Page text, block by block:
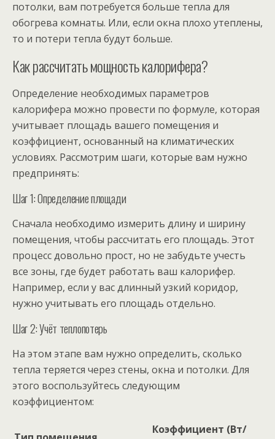
потолки, вам потребуется больше тепла для
обогрева комнаты. Или, если окна плохо утеплены,
то и потери тепла будут больше.
Как рассчитать мощность калорифера?
Определение необходимых параметров
калорифера можно провести по формуле, которая
учитывает площадь вашего помещения и
коэффициент, основанный на климатических
условиях. Рассмотрим шаги, которые вам нужно
предпринять:
Шаг 1: Определение площади
Сначала необходимо измерить длину и ширину
помещения, чтобы рассчитать его площадь. Этот
процесс довольно прост, но не забудьте учесть
все зоны, где будет работать ваш калорифер.
Например, если у вас длинный узкий коридор,
нужно учитывать его площадь отдельно.
Шаг 2: Учёт теплопотерь
На этом этапе вам нужно определить, сколько
тепла теряется через стены, окна и потолки. Для
этого воспользуйтесь следующим
коэффициентом:
Коэффициент (Вт/